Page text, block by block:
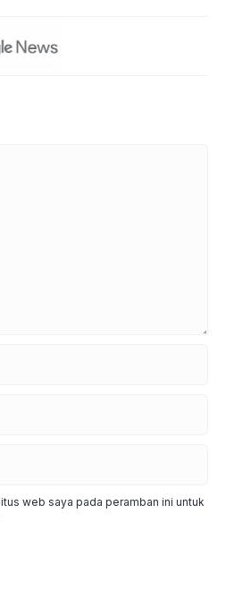
web saya pada peramban ini untuk